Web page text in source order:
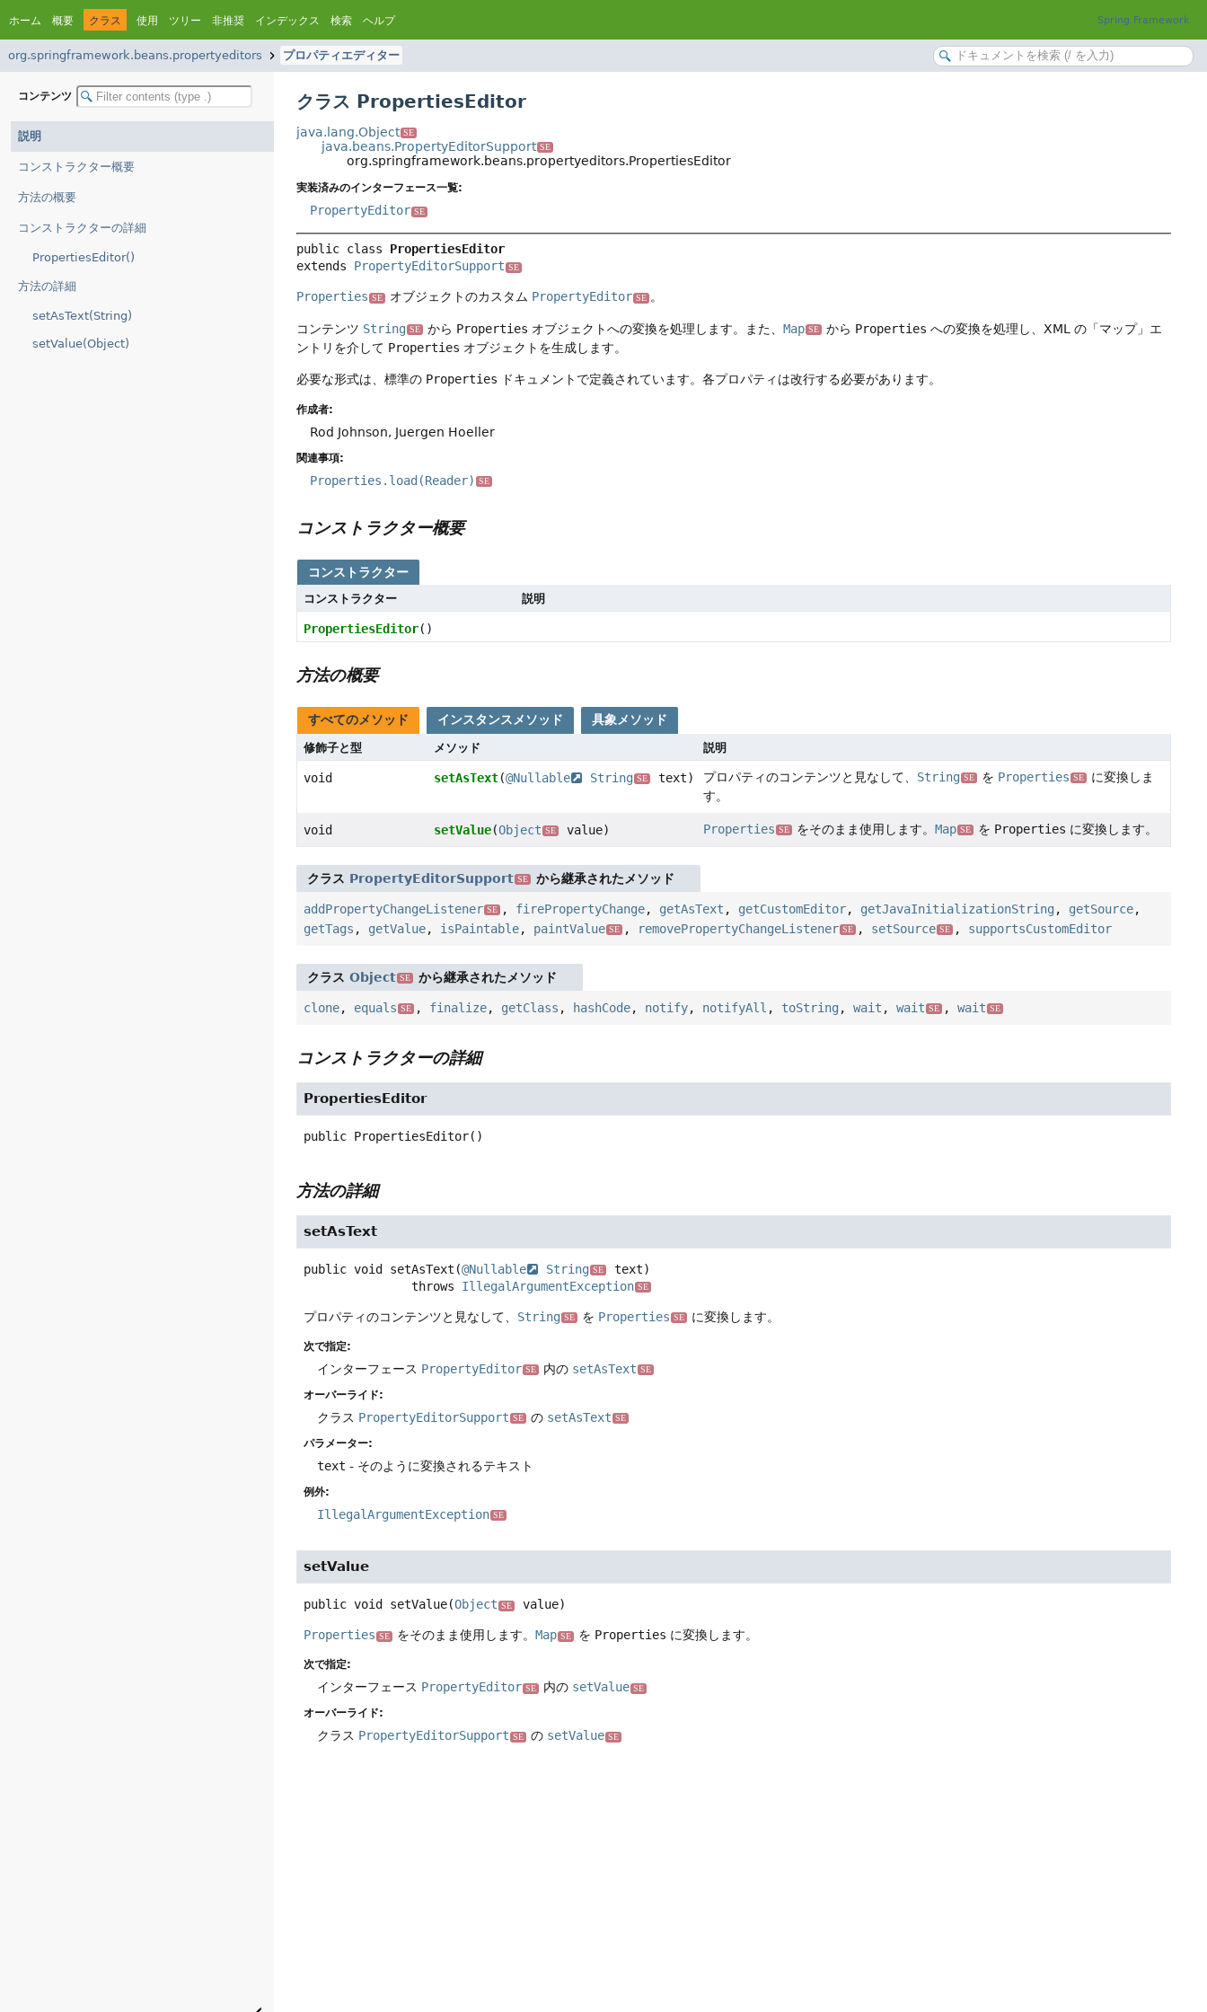
ホーム 概要 クラス 使用 ツリー 非推奨 インデックス 検索 ヘルプ Spring Framework
org.springframework.beans.propertyeditors プロパティエディター
コンテンツ
説明
コンストラクター概要
方法の概要
コンストラクターの詳細
PropertiesEditor()
方法の詳細
setAsText(String)
setValue(Object)
クラス PropertiesEditor
java.lang.Object SE
java.beans.PropertyEditorSupport SE
org.springframework.beans.propertyeditors.PropertiesEditor
実装済みのインターフェース一覧:
PropertyEditor SE
public class PropertiesEditor
extends PropertyEditorSupport SE
Properties SE オブジェクトのカスタム PropertyEditor SE 。
コンテンツ String SE から Properties オブジェクトへの変換を処理します。また、 Map SE から Properties への変換を処理し、XML の「マップ」エ
ントリを介して Properties オブジェクトを生成します。
必要な形式は、標準の Properties ドキュメントで定義されています。各プロパティは改行する必要があります。
作成者:
Rod Johnson, Juergen Hoeller
関連事項:
Properties.load(Reader) SE
コンストラクター概要
コンストラクター
コンストラクター 説明
PropertiesEditor()
方法の概要
すべてのメソッド インスタンスメソッド 具象メソッド
修飾子と型 メソッド 説明
void setAsText(@Nullable String SE text) プロパティのコンテンツと見なして、 String SE を Properties SE
に変換しま
す。
void setValue(Object SE value) Properties SE をそのまま使用します。Map SE を Properties に変換します。
クラス PropertyEditorSupport SE から継承されたメソッド
addPropertyChangeListener SE , firePropertyChange, getAsText , getCustomEditor, getJavaInitializationString , getSource,
getTags , getValue, isPaintable, paintValue SE , removePropertyChangeListener SE , setSource SE , supportsCustomEditor
クラス Object SE から継承されたメソッド
clone, equals SE , finalize, getClass , hashCode, notify, notifyAll , toString , wait , wait SE , wait SE
コンストラクターの詳細
PropertiesEditor
public PropertiesEditor()
方法の詳細
setAsText
public void setAsText (@Nullable String SE
text)
               throws
IllegalArgumentException SE
プロパティのコンテンツと見なして、 String SE を Properties SE に変換します。
次で指定:
インターフェース PropertyEditor SE 内の setAsText SE
オーバーライド:
クラス PropertyEditorSupport SE の setAsText SE
パラメーター:
text - そのように変換されるテキスト
例外:
IllegalArgumentException SE
setValue
public void setValue(Object SE value)
Properties SE をそのまま使用します。 Map SE を Properties に変換します。
次で指定:
インターフェース PropertyEditor SE 内の setValue SE
オーバーライド:
クラス PropertyEditorSupport SE の setValue SE